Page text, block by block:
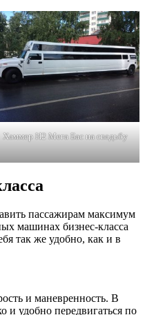
Хаммер Н2 Мега Бас на свадьбу
пассажирам максимум
машинах бизнес-класса
так же удобно, как и в
и маневренность. В
и удобно передвигаться по